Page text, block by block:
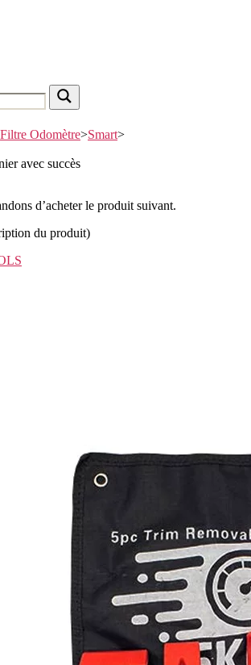
Filtre Odomètre>Smart>
avec succès
d’acheter le produit suivant.
du produit)